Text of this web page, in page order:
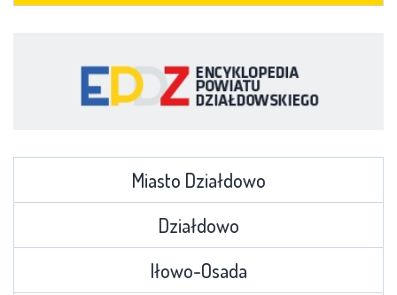
Miasto Działdowo
Działdowo
Iłowo-Osada